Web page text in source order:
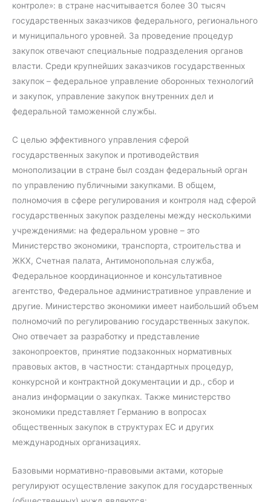
контроле»: в стране насчитывается более 30 тысяч
государственных заказчиков федерального, регионального
и муниципального уровней. За проведение процедур
закупок отвечают специальные подразделения органов
власти. Среди крупнейших заказчиков государственных
закупок – федеральное управление оборонных технологий
и закупок, управление закупок внутренних дел и
федеральной таможенной службы.
С целью эффективного управления сферой
государственных закупок и противодействия
монополизации в стране был создан федеральный орган
по управлению публичными закупками. В общем,
полномочия в сфере регулирования и контроля над сферой
государственных закупок разделены между несколькими
учреждениями: на федеральном уровне – это
Министерство экономики, транспорта, строительства и
ЖКХ, Счетная палата, Антимонопольная служба,
Федеральное координационное и консультативное
агентство, Федеральное административное управление и
другие. Министерство экономики имеет наибольший объем
полномочий по регулированию государственных закупок.
Оно отвечает за разработку и представление
законопроектов, принятие подзаконных нормативных
правовых актов, в частности: стандартных процедур,
конкурсной и контрактной документации и др., сбор и
анализ информации о закупках. Также министерство
экономики представляет Германию в вопросах
общественных закупок в структурах ЕС и других
международных организациях.
Базовыми нормативно-правовыми актами, которые
регулируют осуществление закупок для государственных